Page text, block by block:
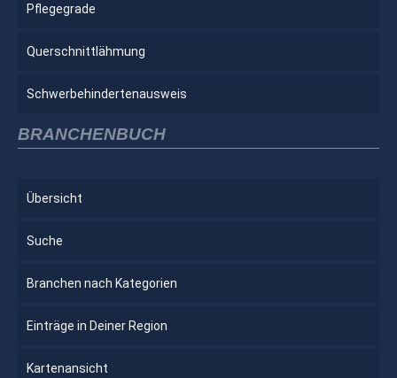
Pflegegrade
Querschnittlähmung
Schwerbehindertenausweis
BRANCHENBUCH
Übersicht
Suche
Branchen nach Kategorien
Einträge in Deiner Region
Kartenansicht